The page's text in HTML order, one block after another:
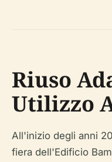
Riuso
Utilizzo
All'inizio degli anni
fiera dell'Edificio